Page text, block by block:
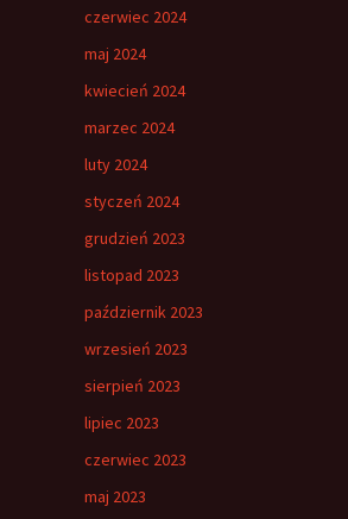
czerwiec 2024
maj 2024
kwiecień 2024
marzec 2024
luty 2024
styczeń 2024
grudzień 2023
listopad 2023
październik 2023
wrzesień 2023
sierpień 2023
lipiec 2023
czerwiec 2023
maj 2023